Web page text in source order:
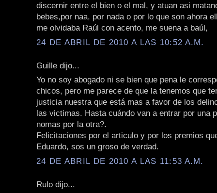
discernir entre el bien o el mal, y atuan asi
bebes,por naa, por nada o por lo que son ahora
me olvidaba Raúl con acento, me suena a baúl,
24 DE ABRIL DE 2010 A LAS 10:52 A.M.
Guille dijo...
Yo no soy abogado ni se bien que pena le
chicos, pero me parece de que la tenemos que
justicia nuestra que está mas a favor de los
las victimas. Hasta cuándo van a entrar por una
nomas por la otra?.
Felicitaciones por el articulo y por los premios
Eduardo, sos un groso de verdad.
24 DE ABRIL DE 2010 A LAS 11:53 A.M.
Rulo dijo...